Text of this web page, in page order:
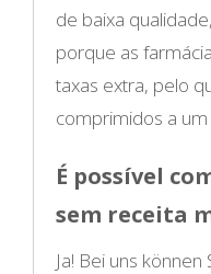
de baixa
porque as
taxas extra, pelo
comprimidos a
É possível
sem receita
Ja! Bei uns können